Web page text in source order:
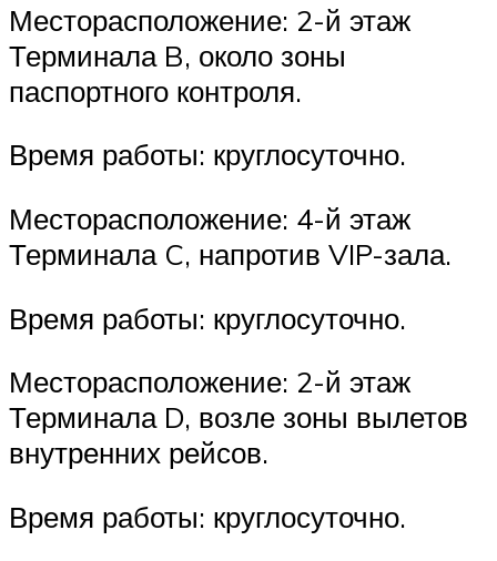
Месторасположение: 2-й этаж
Терминала B, около зоны
паспортного контроля.
Время работы: круглосуточно.
Месторасположение: 4-й этаж
Терминала C, напротив VIP-зала.
Время работы: круглосуточно.
Месторасположение: 2-й этаж
Терминала D, возле зоны вылетов
внутренних рейсов.
Время работы: круглосуточно.